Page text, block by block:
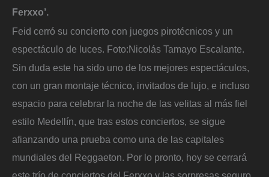
Ferxxo’.
Feid cerró su concierto con juegos pirotécnicos y un
espectáculo de luces. Foto:Nicolás Tamayo Escalante.
Sin duda este ha sido uno de los mejores espectáculos,
con un gran montaje técnico, invitados de lujo, e incluso
espacio para celebrar la noche de las velitas al más fiel
estilo Medellín, que tras estos conciertos, se sigue
afianzando una prueba como una de las capitales
mundiales del Reggaeton. Por lo pronto, hoy se cerrará